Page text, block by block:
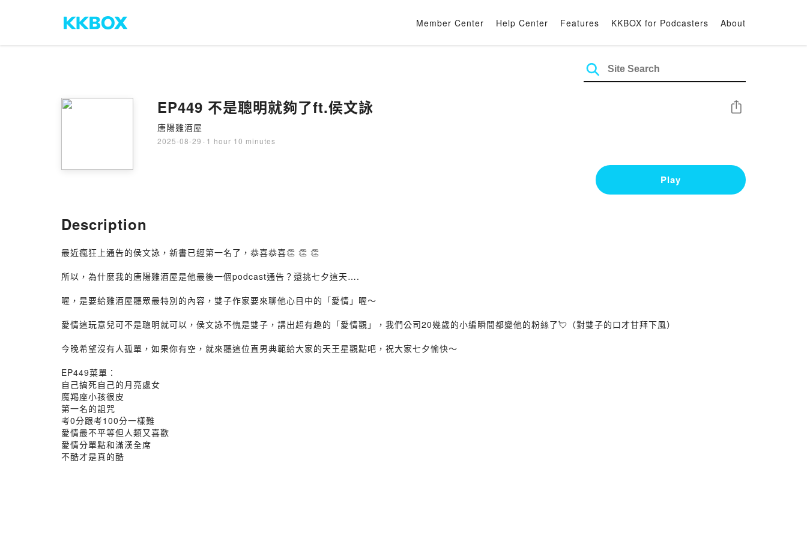
Member Center Help Center Features KKBOX for Podcasters About
EP449 不是聰明就夠了ft.侯文詠
唐陽雞酒屋
2025-08-29 · 1 hour 10 minutes
Share
Play
Description
最近瘋狂上通告的侯文詠，新書已經第一名了，恭喜恭喜👏 👏 👏
所以，為什麼我的唐陽雞酒屋是他最後一個podcast通告？還挑七夕這天….
喔，是要給雞酒屋聽眾最特別的內容，雙子作家要來聊他心目中的「愛情」喔～
愛情這玩意兒可不是聰明就可以，侯文詠不愧是雙子，講出超有趣的「愛情觀」，我們公司20幾歲的小編瞬間都變他的粉絲了💘（對雙子的口才甘拜下風）
今晚希望沒有人孤單，如果你有空，就來聽這位直男典範給大家的天王星觀點吧，祝大家七夕愉快～
EP449菜單：
自己搞死自己的月亮處女
魔羯座小孩很皮
第一名的詛咒
考0分跟考100分一樣難
愛情最不平等但人類又喜歡
愛情分單點和滿漢全席
不酷才是真的酷